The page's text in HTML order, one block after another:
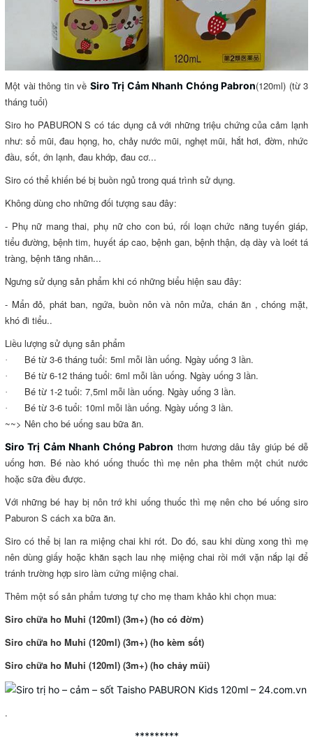
Một vài thông tin về Siro Trị Cảm Nhanh Chóng Pabron(120ml) (từ 3
tháng tuổi)
Siro ho PABURON S có tác dụng cả với những triệu chứng của cảm lạnh
như: sổ mũi, đau họng, ho, chảy nước mũi, nghẹt mũi, hắt hơi, đờm, nhức
đầu, sốt, ớn lạnh, đau khớp, đau cơ...
Siro có thể khiến bé bị buồn ngủ trong quá trình sử dụng.
Không dùng cho những đối tượng sau đây:
- Phụ nữ mang thai, phụ nữ cho con bú, rối loạn chức năng tuyến giáp,
tiểu đường, bệnh tim, huyết áp cao, bệnh gan, bệnh thận, dạ dày và loét tá
tràng, bệnh tăng nhãn...
Ngưng sử dụng sản phẩm khi có những biểu hiện sau đây:
- Mẩn đỏ, phát ban, ngứa, buồn nôn và nôn mửa, chán ăn , chóng mặt,
khó đi tiểu..
Liều lượng sử dụng sản phẩm
· Bé từ 3-6 tháng tuổi: 5ml mỗi lần uống. Ngày uống 3 lần.
· Bé từ 6-12 tháng tuổi: 6ml mỗi lần uống. Ngày uống 3 lần.
· Bé từ 1-2 tuổi: 7,5ml mỗi lần uống. Ngày uống 3 lần.
· Bé từ 3-6 tuổi: 10ml mỗi lần uống. Ngày uống 3 lần.
~~> Nên cho bé uống sau bữa ăn.
Siro Trị Cảm Nhanh Chóng Pabron thơm hương dâu tây giúp bé dễ
uống hơn. Bé nào khó uống thuốc thì mẹ nên pha thêm một chút nước
hoặc sữa đều được.
Với những bé hay bị nôn trớ khi uống thuốc thì mẹ nên cho bé uống siro
Paburon S cách xa bữa ăn.
Siro có thể bị lan ra miệng chai khi rót. Do đó, sau khi dùng xong thì mẹ
nên dùng giấy hoặc khăn sạch lau nhẹ miệng chai rồi mới vặn nắp lại để
tránh trường hợp siro làm cứng miệng chai.
Thêm một số sản phẩm tương tự cho mẹ tham khảo khi chọn mua:
Siro chữa ho Muhi (120ml) (3m+) (ho có đờm)
Siro chữa ho Muhi (120ml) (3m+) (ho kèm sốt)
Siro chữa ho Muhi (120ml) (3m+) (ho chảy mũi)
.
*********